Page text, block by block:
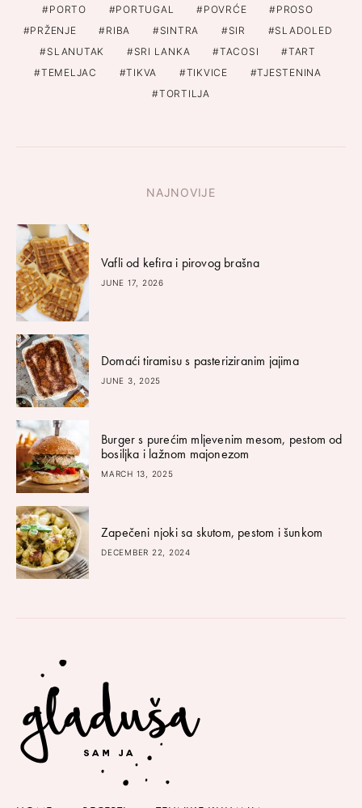
PORTO
PORTUGAL POVRĆE
PROSO
PRŽENJE
RIBA SINTRA SIR
SLADOLED
SLANUTAK
SRI LANKA TACOSI
TART
TEMELJAC
TIKVA TIKVICE
TJESTENINA
TORTILJA
NAJNOVIJE
Vafli od kefira i pirovog brašna
JUNE 17, 2026
Domaći tiramisu s pasteriziranim jajima
JUNE 3, 2025
Burger s purećim mljevenim mesom, pestom od
bosiljka i lažnom majonezom
MARCH 13, 2025
Zapečeni njoki sa skutom, pestom i šunkom
DECEMBER 22, 2024